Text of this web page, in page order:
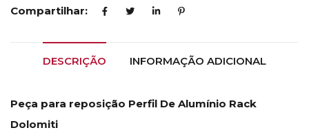
Compartilhar:
DESCRIÇÃO INFORMAÇÃO ADICIONAL
Peça para reposição Perfil De Alumínio Rack
Dolomiti